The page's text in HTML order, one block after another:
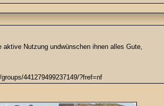
Nutzung undwünschen ihnen alles Gute,
441279499237149/?fref=nf